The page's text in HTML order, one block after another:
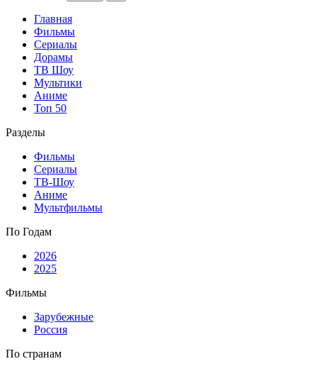
Главная
Фильмы
Сериалы
Дорамы
ТВ Шоу
Мультики
Аниме
Топ 50
Разделы
Фильмы
Сериалы
ТВ-Шоу
Аниме
Мультфильмы
По Годам
2026
2025
Фильмы
Зарубежные
Россия
По странам